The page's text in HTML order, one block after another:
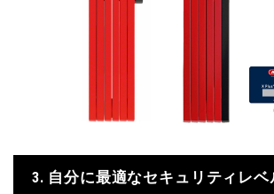
3. 自分に最適なセキュリティレベ